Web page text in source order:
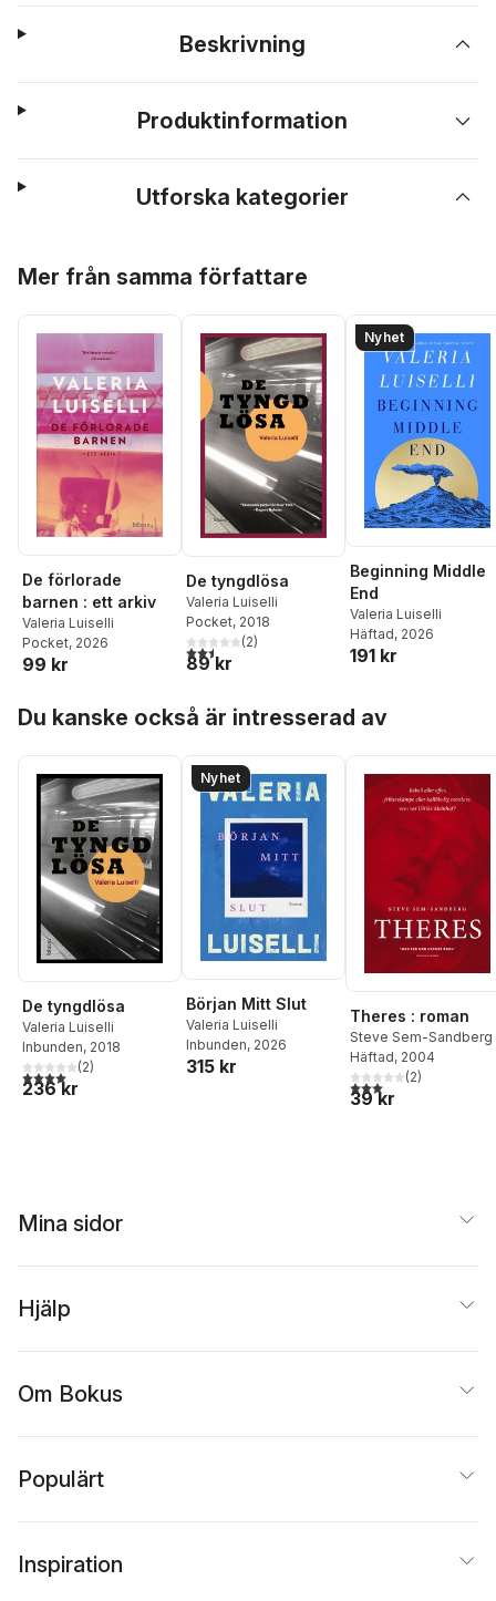
Beskrivning
Produktinformation
Utforska kategorier
Mer från samma författare
De förlorade
barnen : ett arkiv
Valeria Luiselli
Pocket, 2026
99 kr
De tyngdlösa
Valeria Luiselli
Pocket, 2018
2,5utav 5 stjärnor. Totalt antal röster:
(2)
89 kr
Nyhet
Beginning Middle
End
Valeria Luiselli
Häftad, 2026
191 kr
Du kanske också är intresserad av
De tyngdlösa
Valeria Luiselli
Inbunden, 2018
4,0utav 5 stjärnor. Totalt antal röster:
(2)
236 kr
Nyhet
Början Mitt Slut
Valeria Luiselli
Inbunden, 2026
315 kr
Theres : roman
Steve Sem-Sandberg
Häftad, 2004
3,0utav 5 stjärnor.
(2)
39 kr
Mina sidor
Hjälp
Om Bokus
Populärt
Inspiration